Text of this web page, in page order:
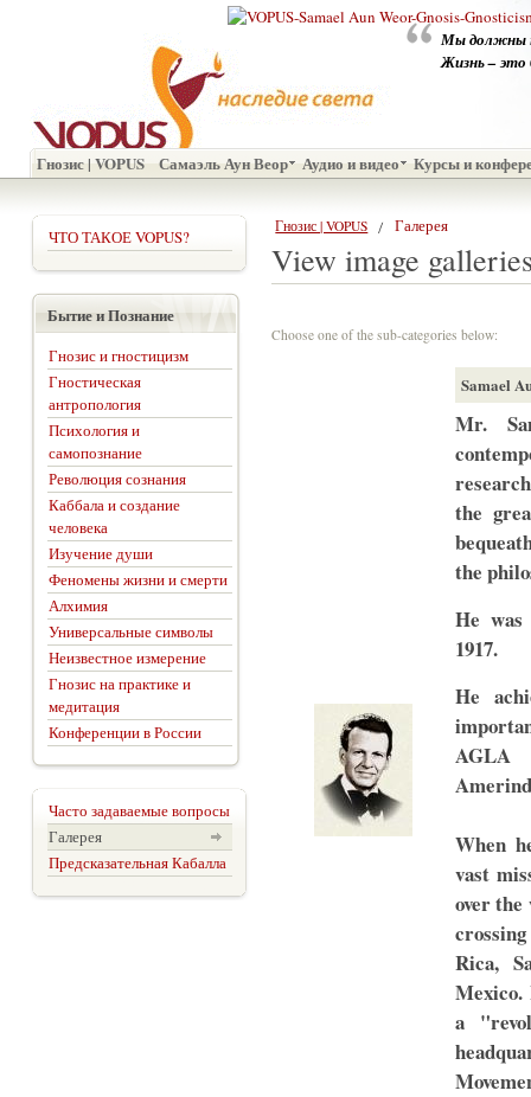
Мы должны
Жизнь – это
Гнозис | VOPUS Самаэль Аун Веор Аудио и видео Курсы и
Гнозис | VOPUS Галерея
View image
Choose one of the sub-categories below:
Samael
Mr.
the
the
He
1917.
He
AGLA
When
vast
over
Rica,
Mexico.
a
ЧТО ТАКОЕ VOPUS?
Бытие и Познание
Гнозис и гностицизм
Гностическая
антропология
Психология и
самопознание
Революция сознания
Каббала и создание
человека
Изучение души
Феномены жизни и смерти
Алхимия
Универсальные символы
Неизвестное измерение
Гнозис на практике и
медитация
Конференции в России
Часто задаваемые вопросы
Галерея
Предсказательная Кабалла